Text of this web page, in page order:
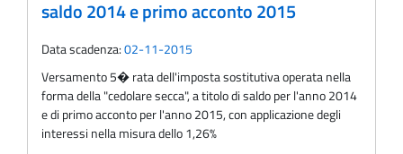
saldo 2014 e primo acconto 2015
Data scadenza:02-11-2015
Versamento 5� rata dell'imposta sostitutiva operata nella
forma della "cedolare secca", a titolo di saldo per l'anno 2014
e di primo acconto per l'anno 2015, con applicazione degli
interessi nella misura dello 1,26%